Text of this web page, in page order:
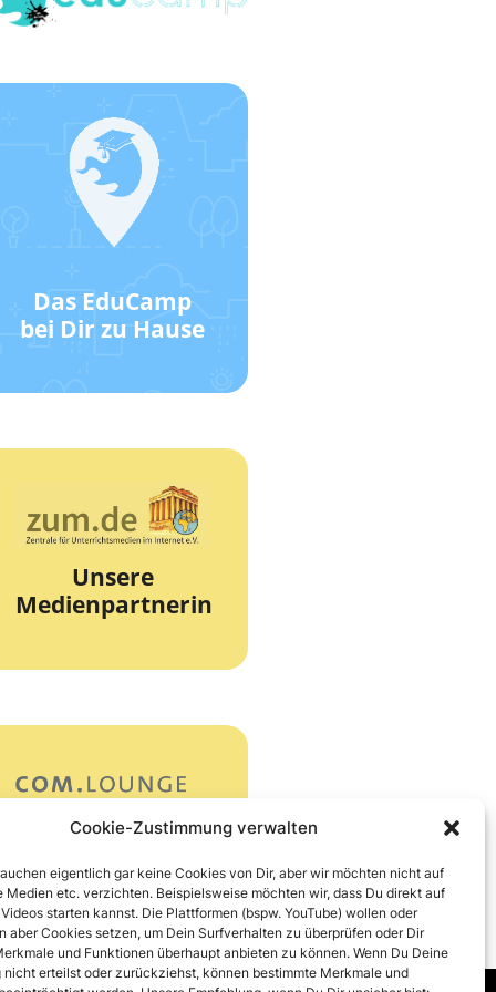
Cookie-Zustimmung verwalten
eigentlich gar keine Cookies von Dir, aber wir möchten nicht auf
Medien etc. verzichten. Beispielsweise möchten wir, dass Du direkt auf
starten kannst. Die Plattformen (bspw. YouTube) wollen oder
aber Cookies setzen, um Dein Surfverhalten zu überprüfen oder Dir
und Funktionen überhaupt anbieten zu können. Wenn Du Deine
nicht erteilst oder zurückziehst, können bestimmte Merkmale und
Das EduCamp
bei Dir zu Hause
Werde ein
EduCamp-
Wie das geht?
Klick hier!
Unsere
Medienpartnerin
Die Zentrale für
zur Webseite
Unser Online-
Partner
COM.lounge